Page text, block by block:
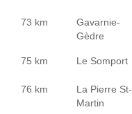
73 km
Gavarnie-
Gèdre
75 km Le Somport
76 km
La Pierre St-
Martin